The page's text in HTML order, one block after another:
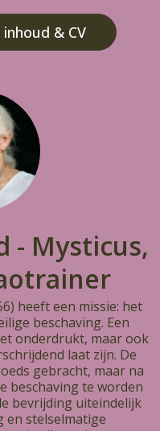
& CV
- Mysticus,
heeft een missie: het
beschaving. Een
onderdrukt, maar ook
laat zijn. De
gebracht, maar na
beschaving te worden
bevrijding uiteindelijk
en stelselmatige